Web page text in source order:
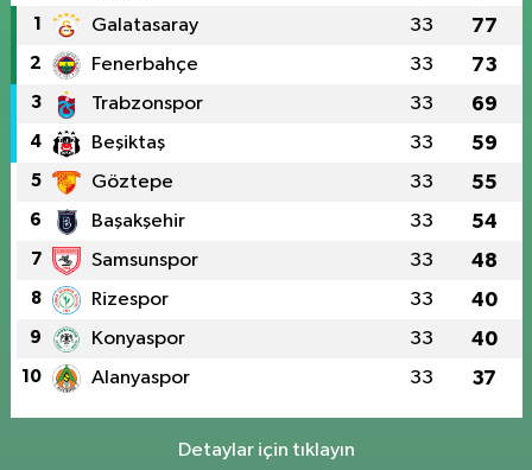
1 Galatasaray 33 77
2 Fenerbahçe 33 73
3 Trabzonspor 33 69
4 Beşiktaş 33 59
5 Göztepe 33 55
6 Başakşehir 33 54
7 Samsunspor 33 48
8 Rizespor 33 40
9 Konyaspor 33 40
10 Alanyaspor 33 37
Detaylar için tıklayın